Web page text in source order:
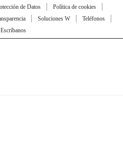
de Datos
Política de cookies
Soluciones W
Teléfonos
Escríbanos